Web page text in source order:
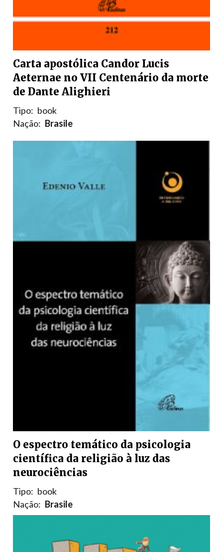
Carta apostólica Candor Lucis
Aeternae no VII Centenário da morte
de Dante Alighieri
Tipo: book
Nação: Brasile
O espectro temático da psicologia
científica da religião à luz das
neurociências
Tipo: book
Nação: Brasile